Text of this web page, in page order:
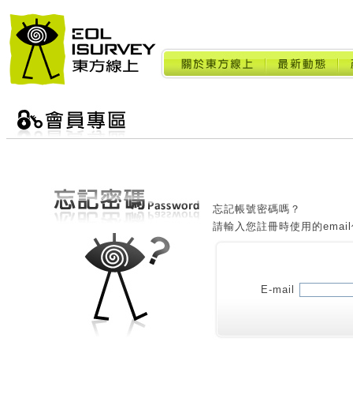
忘記帳號密碼嗎？
請輸入您註冊時使用的
E-mail